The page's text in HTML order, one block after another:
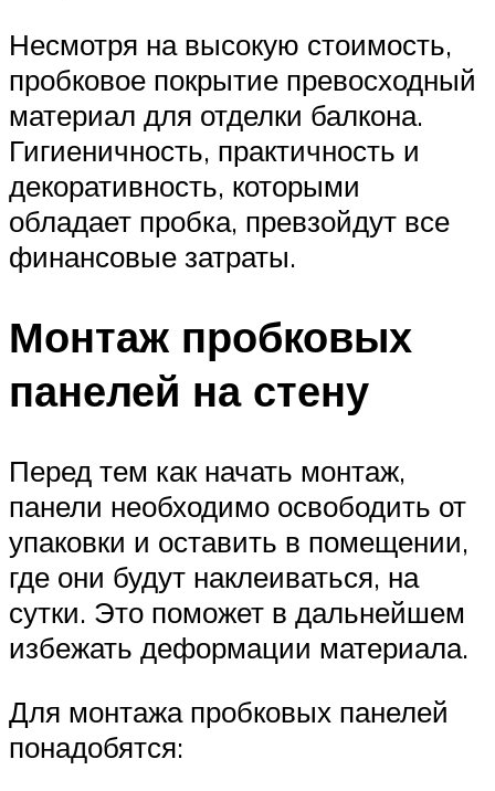
Несмотря на высокую стоимость,
пробковое покрытие превосходный
материал для отделки балкона.
Гигиеничность, практичность и
декоративность, которыми
обладает пробка, превзойдут все
финансовые затраты.
Монтаж пробковых
панелей на стену
Перед тем как начать монтаж,
панели необходимо освободить от
упаковки и оставить в помещении,
где они будут наклеиваться, на
сутки. Это поможет в дальнейшем
избежать деформации материала.
Для монтажа пробковых панелей
понадобятся: